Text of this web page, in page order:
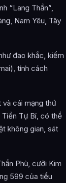
như thế nào?
Bắc Đế là gì?
hợp từ đâu?
“Lang Thần”,
Nam Yêu, Tây
đao khắc, kiếm
tính cách
và cái mạng thứ
Tự Bí, có thể
không gian, sát
Phù, cưỡi Kim
599 của tiểu